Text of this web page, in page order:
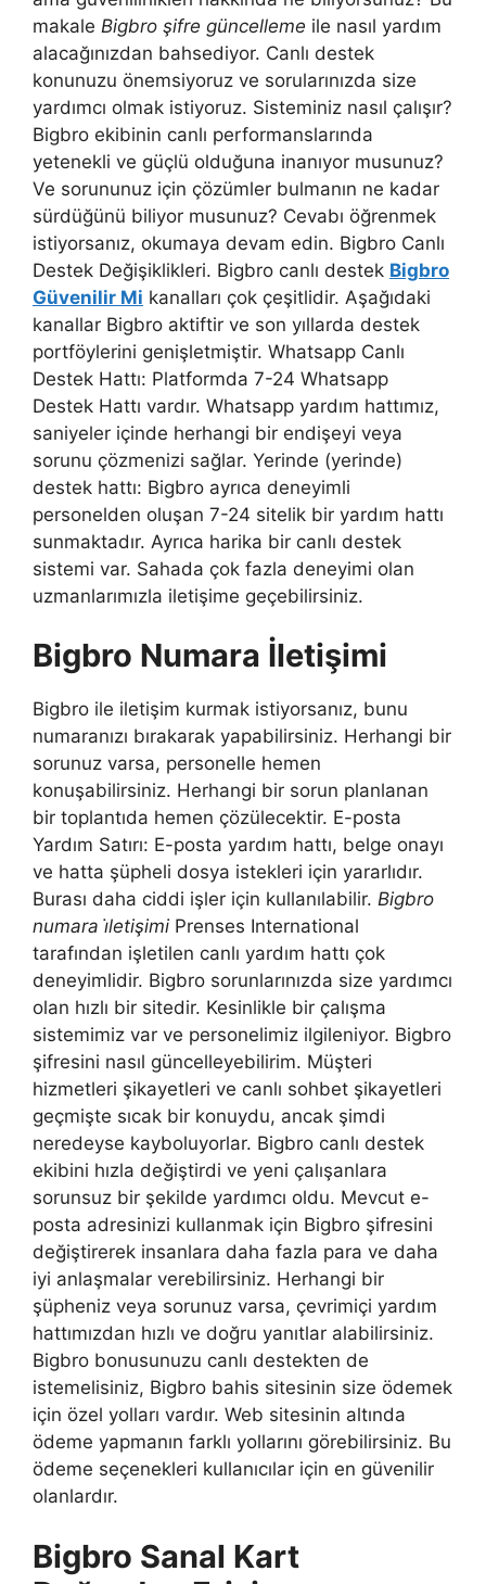
makale Bigbro şifre güncelleme ile nasıl yardım
alacağınızdan bahsediyor. Canlı destek
konunuzu önemsiyoruz ve sorularınızda size
yardımcı olmak istiyoruz. Sisteminiz nasıl çalışır?
Bigbro ekibinin canlı performanslarında
yetenekli ve güçlü olduğuna inanıyor musunuz?
Ve sorununuz için çözümler bulmanın ne kadar
sürdüğünü biliyor musunuz? Cevabı öğrenmek
istiyorsanız, okumaya devam edin. Bigbro Canlı
Destek Değişiklikleri. Bigbro canlı destek Bigbro
Güvenilir Mi kanalları çok çeşitlidir. Aşağıdaki
kanallar Bigbro aktiftir ve son yıllarda destek
portföylerini genişletmiştir. Whatsapp Canlı
Destek Hattı: Platformda 7-24 Whatsapp
Destek Hattı vardır. Whatsapp yardım hattımız,
saniyeler içinde herhangi bir endişeyi veya
sorunu çözmenizi sağlar. Yerinde (yerinde)
destek hattı: Bigbro ayrıca deneyimli
personelden oluşan 7-24 sitelik bir yardım hattı
sunmaktadır. Ayrıca harika bir canlı destek
sistemi var. Sahada çok fazla deneyimi olan
uzmanlarımızla iletişime geçebilirsiniz.
Bigbro Numara İletişimi
Bigbro ile iletişim kurmak istiyorsanız, bunu
numaranızı bırakarak yapabilirsiniz. Herhangi bir
sorunuz varsa, personelle hemen
konuşabilirsiniz. Herhangi bir sorun planlanan
bir toplantıda hemen çözülecektir. E-posta
Yardım Satırı: E-posta yardım hattı, belge onayı
ve hatta şüpheli dosya istekleri için yararlıdır.
Burası daha ciddi işler için kullanılabilir. Bigbro
numara i̇letişimi Prenses International
tarafından işletilen canlı yardım hattı çok
deneyimlidir. Bigbro sorunlarınızda size yardımcı
olan hızlı bir sitedir. Kesinlikle bir çalışma
sistemimiz var ve personelimiz ilgileniyor. Bigbro
şifresini nasıl güncelleyebilirim. Müşteri
hizmetleri şikayetleri ve canlı sohbet şikayetleri
geçmişte sıcak bir konuydu, ancak şimdi
neredeyse kayboluyorlar. Bigbro canlı destek
ekibini hızla değiştirdi ve yeni çalışanlara
sorunsuz bir şekilde yardımcı oldu. Mevcut e-
posta adresinizi kullanmak için Bigbro şifresini
değiştirerek insanlara daha fazla para ve daha
iyi anlaşmalar verebilirsiniz. Herhangi bir
şüpheniz veya sorunuz varsa, çevrimiçi yardım
hattımızdan hızlı ve doğru yanıtlar alabilirsiniz.
Bigbro bonusunuzu canlı destekten de
istemelisiniz, Bigbro bahis sitesinin size ödemek
için özel yolları vardır. Web sitesinin altında
ödeme yapmanın farklı yollarını görebilirsiniz. Bu
ödeme seçenekleri kullanıcılar için en güvenilir
olanlardır.
Bigbro Sanal Kart